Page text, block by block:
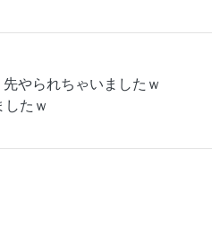
やられちゃいましたｗ
たｗ